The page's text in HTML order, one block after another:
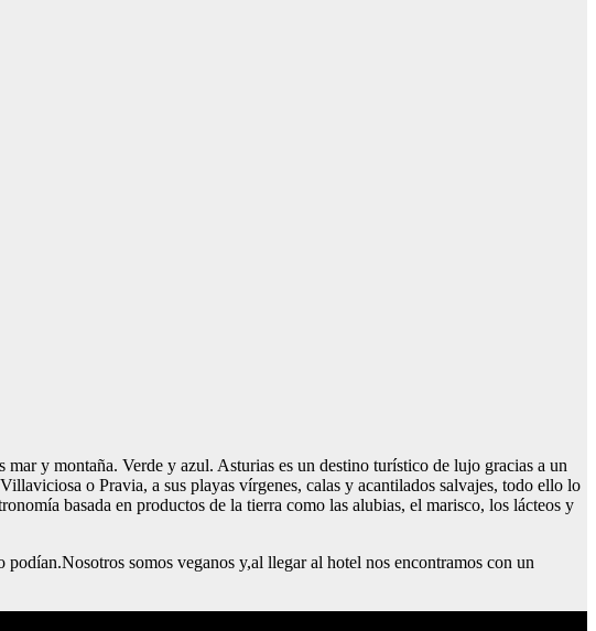
y montaña. Verde y azul. Asturias es un destino turístico de lujo gracias a un
o Pravia, a sus playas vírgenes, calas y acantilados salvajes, todo ello lo
basada en productos de la tierra como las alubias, el marisco, los lácteos y
somos veganos y,al llegar al hotel nos encontramos con un